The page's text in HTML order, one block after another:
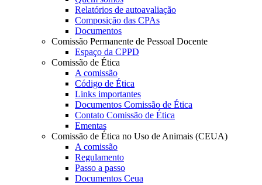
Relatórios de autoavaliação
Composição das CPAs
Documentos
Comissão Permanente de Pessoal Docente
Espaço da CPPD
Comissão de Ética
A comissão
Código de Ética
Links importantes
Documentos Comissão de Ética
Contato Comissão de Ética
Ementas
Comissão de Ética no Uso de Animais (CEUA)
A comissão
Regulamento
Passo a passo
Documentos Ceua